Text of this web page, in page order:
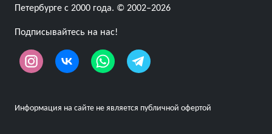
Петербурге с 2000 года. © 2002–2026
Подписывайтесь на нас!
Информация на сайте не является публичной офертой